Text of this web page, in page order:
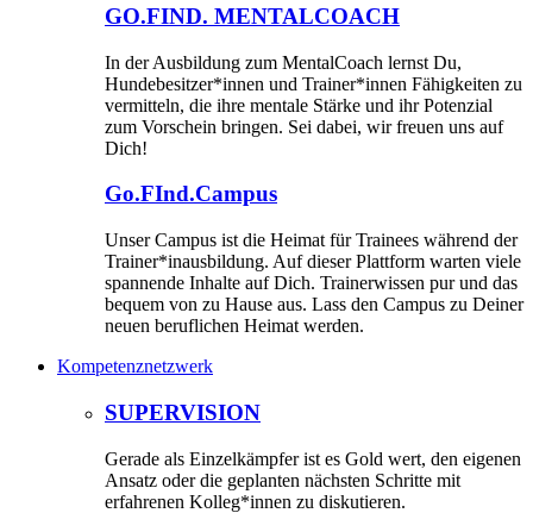
GO.FIND. MENTALCOACH
In der Ausbildung zum MentalCoach lernst Du,
Hundebesitzer*innen und Trainer*innen Fähigkeiten zu
vermitteln, die ihre mentale Stärke und ihr Potenzial
zum Vorschein bringen. Sei dabei, wir freuen uns auf
Dich!
Go.FInd.Campus
Unser Campus ist die Heimat für Trainees während der
Trainer*inausbildung. Auf dieser Plattform warten viele
spannende Inhalte auf Dich. Trainerwissen pur und das
bequem von zu Hause aus. Lass den Campus zu Deiner
neuen beruflichen Heimat werden.
Kompetenznetzwerk
SUPERVISION
Gerade als Einzelkämpfer ist es Gold wert, den eigenen
Ansatz oder die geplanten nächsten Schritte mit
erfahrenen Kolleg*innen zu diskutieren.